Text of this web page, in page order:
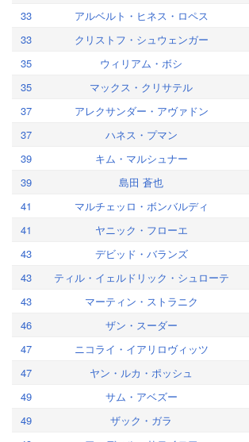
33
アルベルト・ヒネス・ロペス
33
クリストフ・シュウェンガー
35
ウィリアム・ボシ
35
マックス・クリサテル
37
アレクサンダー・アヴァドン
37
ハネス・プマン
39
キム・マルシュナー
39
島田 蒼也
41
マルチェッロ・ボンバルディ
41
ヤニック・フローエ
43
デビッド・バランズ
43
ティル・イェルドリック・シュローテ
43
マーティン・ストラニク
46
ザン・スーダー
47
ニコライ・イアリロヴィッツ
47
ヤン・ルカ・ポッシュ
49
サム・アベズー
49
ザック・ガラ